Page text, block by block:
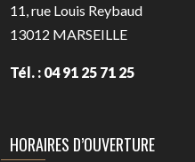
11, rue Louis Reybaud
13012 MARSEILLE
Tél. : 04 91 25 71 25
HORAIRES D’OUVERTURE